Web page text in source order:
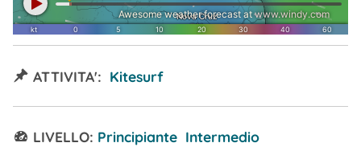
ATTIVITA': Kitesurf
LIVELLO: Principiante Intermedio